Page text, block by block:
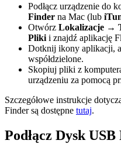
Podłącz urządzenie do
Finder na Mac (lub
Otwórz Lokalizacje →
Pliki i znajdź aplikację
Dotknij ikony aplikacji,
współdzielone.
Skopiuj pliki z
urządzeniu za pomocą
Szczegółowe instrukcje
Finder są dostępne tutaj.
Podłącz Dysk USB